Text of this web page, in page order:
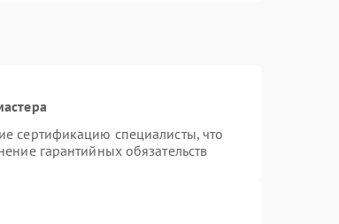
сертификацию специалисты, что
гарантийных обязательств